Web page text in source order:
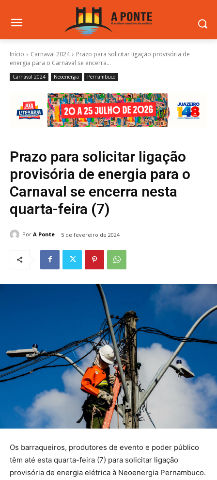
Início Carnaval 2024
Prazo para solicitar ligação provisória de
energia para o Carnaval se encerra...
Carnaval 2024 Neoenergia Pernambuco
Prazo para solicitar ligação
provisória de energia para o
Carnaval se encerra nesta
quarta-feira (7)
Por A Ponte 5 de fevereiro de 2024
Os barraqueiros, produtores de evento e poder público
têm até esta quarta-feira (7) para solicitar ligação
provisória de energia elétrica à Neoenergia Pernambuco.